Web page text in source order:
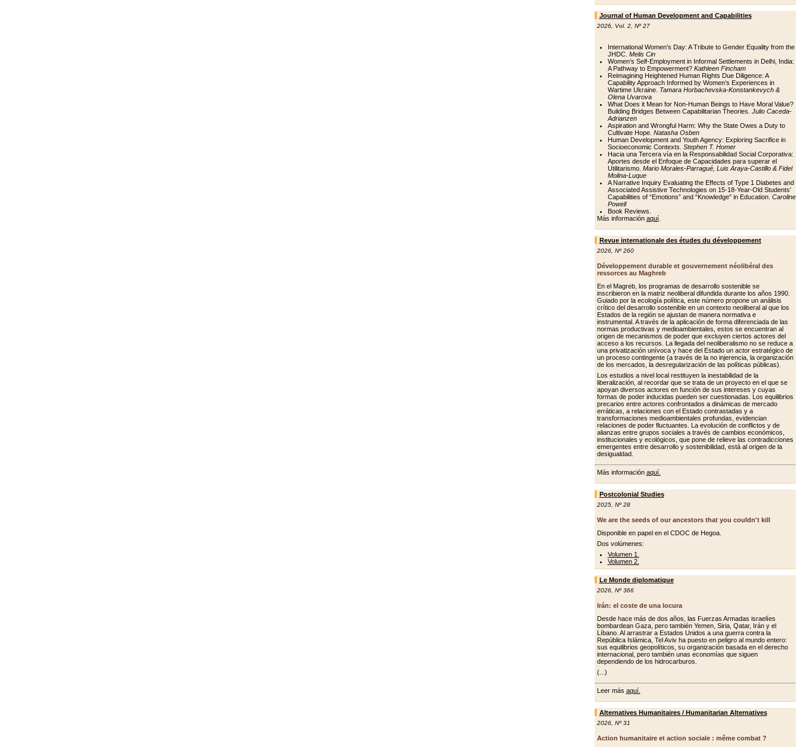
Journal of Human Development and Capabilities
2026, Vol. 2, Nº 27
International Women’s Day: A Tribute to Gender Equality from the
JHDC. Melis Cin
Women’s Self-Employment in Informal Settlements in Delhi, India:
A Pathway to Empowerment? Kathleen Fincham
Reimagining Heightened Human Rights Due Diligence: A
Capability Approach Informed by Women’s Experiences in
Wartime Ukraine. Tamara Horbachevska-Konstankevych &
Olena Uvarova
What Does it Mean for Non-Human Beings to Have Moral Value?
Building Bridges Between Capabilitarian Theories. Julio Caceda-
Adrianzen
Aspiration and Wrongful Harm: Why the State Owes a Duty to
Cultivate Hope. Natasha Osben
Human Development and Youth Agency: Exploring Sacrifice in
Socioeconomic Contexts. Stephen T. Homer
Hacia una Tercera vía en la Responsabilidad Social Corporativa:
Aportes desde el Enfoque de Capacidades para superar el
Utilitarismo. Mario Morales-Parragué, Luis Araya-Castillo & Fidel
Molina-Luque
A Narrative Inquiry Evaluating the Effects of Type 1 Diabetes and
Associated Assistive Technologies on 15-18-Year-Old Students’
Capabilities of “Emotions” and “Knowledge” in Education. Caroline
Powell
Book Reviews.
Más información aquí.
Revue internationale des études du développement
2026, Nº 260
Développement durable et gouvernement néolibéral des
ressorces au Maghreb
En el Magreb, los programas de desarrollo sostenible se
inscribieron en la matriz neoliberal difundida durante los años 1990.
Guiado por la ecología política, este número propone un análisis
crítico del desarrollo sostenible en un contexto neoliberal al que los
Estados de la región se ajustan de manera normativa e
instrumental. A través de la aplicación de forma diferenciada de las
normas productivas y medioambientales, estos se encuentran al
origen de mecanismos de poder que excluyen ciertos actores del
acceso a los recursos. La llegada del neoliberalismo no se reduce a
una privatización unívoca y hace del Estado un actor estratégico de
un proceso contingente (a través de la no injerencia, la organización
de los mercados, la desregularización de las políticas públicas).
Los estudios a nivel local restituyen la inestabilidad de la
liberalización, al recordar que se trata de un proyecto en el que se
apoyan diversos actores en función de sus intereses y cuyas
formas de poder inducidas pueden ser cuestionadas. Los equilibrios
precarios entre actores confrontados a dinámicas de mercado
erráticas, a relaciones con el Estado contrastadas y a
transformaciones medioambientales profundas, evidencian
relaciones de poder fluctuantes. La evolución de conflictos y de
alianzas entre grupos sociales a través de cambios económicos,
institucionales y ecológicos, que pone de relieve las contradicciones
emergentes entre desarrollo y sostenibilidad, está al origen de la
desigualdad.
Más información aquí.
Postcolonial Studies
2025, Nº 28
We are the seeds of our ancestors that you couldn't kill
Disponible en papel en el CDOC de Hegoa.
Dos volúmenes:
Volumen 1.
Volumen 2.
Le Monde diplomatique
2026, Nº 366
Irán: el coste de una locura
Desde hace más de dos años, las Fuerzas Armadas israelíes
bombardean Gaza, pero también Yemen, Siria, Qatar, Irán y el
Líbano. Al arrastrar a Estados Unidos a una guerra contra la
República Islámica, Tel Aviv ha puesto en peligro al mundo entero:
sus equilibrios geopolíticos, su organización basada en el derecho
internacional, pero también unas economías que siguen
dependiendo de los hidrocarburos.
(...)
Leer más aquí.
Alternatives Humanitaires / Humanitarian Alternatives
2026, Nº 31
Action humanitaire et action sociale : même combat ?